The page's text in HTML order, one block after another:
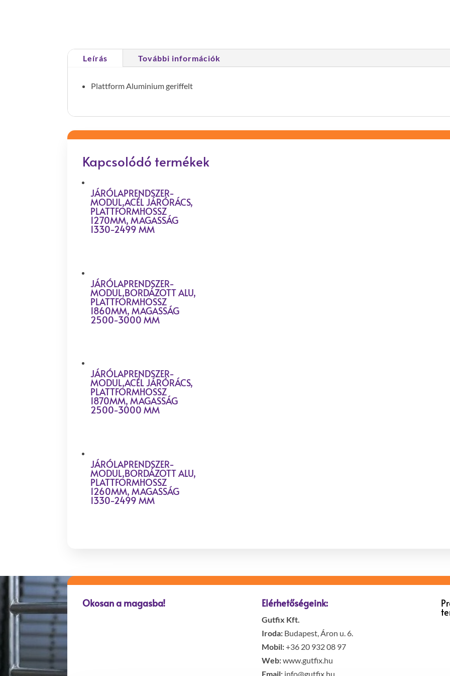
mennyiség
Leírás További információk
Plattform Aluminium geriffelt
Kapcsolódó termékek
JÁRÓLAPRENDSZER-
MODUL,ACÉL JÁRÓRÁCS,
PLATTFORMHOSSZ
1270MM, MAGASSÁG
1330-2499 MM
JÁRÓLAPRENDSZER-
MODUL,BORDÁZOTT ALU,
PLATTFORMHOSSZ
1860MM, MAGASSÁG
2500-3000 MM
JÁRÓLAPRENDSZER-
MODUL,ACÉL JÁRÓRÁCS,
PLATTFORMHOSSZ
1870MM, MAGASSÁG
2500-3000 MM
JÁRÓLAPRENDSZER-
MODUL,BORDÁZOTT ALU,
PLATTFORMHOSSZ
1260MM, MAGASSÁG
1330-2499 MM
Okosan a magasba! Elérhetőségeink:
Gutfix Kft.
Iroda: Budapest, Áron u. 6.
Mobil:+36 20 932 08 97
Web:www.gutfix.hu
Email: info@gutfix.hu